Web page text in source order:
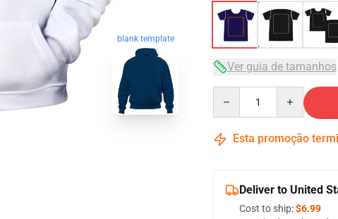
blank template
Ver guia de tamanhos
Esta promoção
Deliver to United
Cost to ship:$6.99